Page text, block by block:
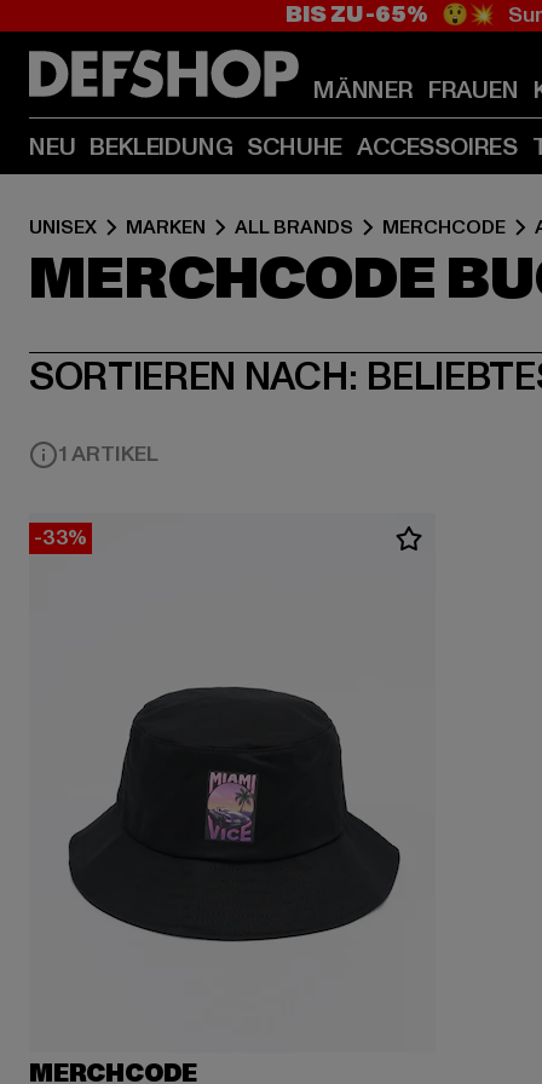
BIS ZU -65% 😲💥
MÄNNER FRAUEN
NEU BEKLEIDUNG SCHUHE ACCESSOIRES
UNISEX MARKEN ALL BRANDS MERCHCODE
MERCHCODE
SORTIEREN NACH:
1 ARTIKEL
-33%
MERCHCODE